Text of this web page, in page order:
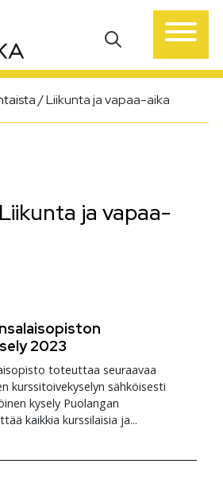
/Liikunta ja vapaa-aika
Liikunta ja vapaa-
2023
toteuttaa seuraavaa
kurssitoivekyselyn sähköisesti
kysely Puolangan
kaikkia kurssilaisia ja...